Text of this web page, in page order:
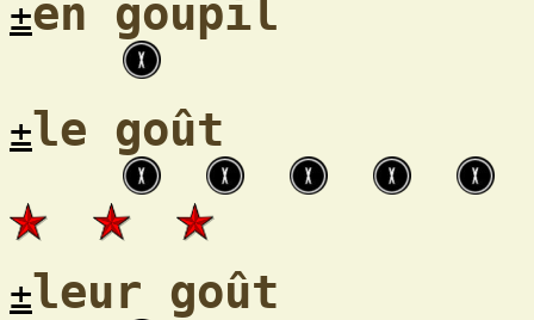
±en goupil
±le goût
±leur goût